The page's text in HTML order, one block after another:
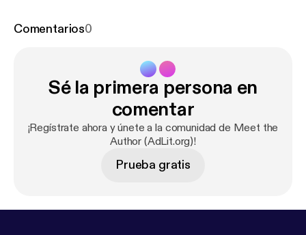
audience with one thing all readers crave: a good
parents and educators of struggling adolescent
readers and writers. For more interviews with young
adult authors, visit us at www.AdLit.org, a national
education service of public television station WETA.
Funding is provided by grants from Carnegie
Thomas L. Friedman Family Foundation.
Comentarios0
Sé la primera persona en
comentar
¡Regístrate ahora y únete a la comunidad de Meet the
Author (AdLit.org)!
Prueba gratis